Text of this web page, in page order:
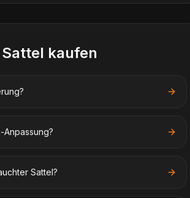
Sattel kaufen
Sattel?